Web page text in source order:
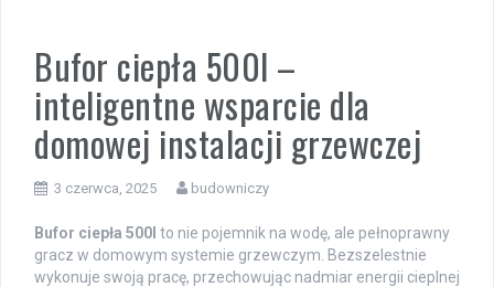
Bufor ciepła 500l –
inteligentne wsparcie dla
domowej instalacji grzewczej
3 czerwca, 2025 budowniczy
Bufor ciepła 500l to nie pojemnik na wodę, ale pełnoprawny
gracz w domowym systemie grzewczym. Bezszelestnie
wykonuje swoją pracę, przechowując nadmiar energii cieplnej